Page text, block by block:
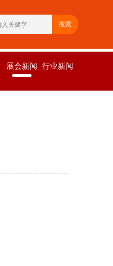
搜索
展会新闻 行业新闻